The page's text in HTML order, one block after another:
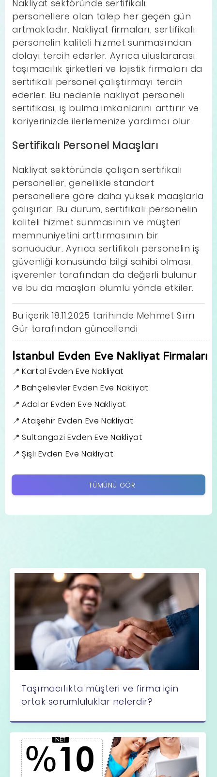
Nakliyat sektöründe sertifikalı
personellere olan talep her geçen gün
artmaktadır. Nakliyat firmaları, sertifikalı
personelin kaliteli hizmet sunmasından
dolayı tercih ederler. Ayrıca uluslararası
taşımacılık şirketleri ve lojistik firmaları da
sertifikalı personel çalıştırmayı tercih
ederler. Bu nedenle nakliyat personeli
sertifikası, iş bulma imkanlarını arttırır ve
kariyerinizde ilerlemenize yardımcı olur.
Sertifikalı Personel Maaşları
Nakliyat sektöründe çalışan sertifikalı
personeller, genellikle standart
personellere göre daha yüksek maaşlarla
çalışırlar. Bu durum, sertifikalı personelin
kaliteli hizmet sunmasının ve müşteri
memnuniyetini arttırmasının bir
sonucudur. Ayrıca sertifikalı personelin iş
güvenliği konusunda bilgi sahibi olması,
işverenler tarafından da değerli bulunur
ve bu da maaşları olumlu yönde etkiler.
Bu içerik 18.11.2025 tarihinde Mehmet Sırrı
Gür tarafından güncellendi
İstanbul Evden Eve Nakliyat Firmaları
Kartal Evden Eve Nakliyat
Bahçelievler Evden Eve Nakliyat
Adalar Evden Eve Nakliyat
Ataşehir Evden Eve Nakliyat
Sultangazi Evden Eve Nakliyat
Şişli Evden Eve Nakliyat
TÜMÜNÜ GÖR
Taşımacılıkta müşteri ve firma için
ortak sorumluluklar nelerdir?